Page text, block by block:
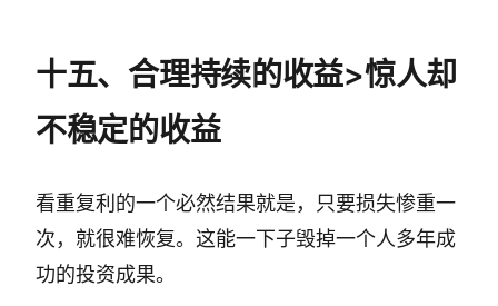
十五、合理持续的收益>惊人却
不稳定的收益
看重复利的一个必然结果就是，只要损失惨重一
次，就很难恢复。这能一下子毁掉一个人多年成
功的投资成果。